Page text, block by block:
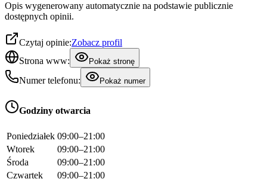
Opis wygenerowany automatycznie na podstawie publicznie
dostępnych opinii.
Czytaj opinie:Zobacz profil
Strona www:
Pokaż stronę
Numer telefonu: Pokaż numer
Godziny otwarcia
Poniedziałek 09:00–21:00
Wtorek
09:00–21:00
Środa
09:00–21:00
Czwartek
09:00–21:00